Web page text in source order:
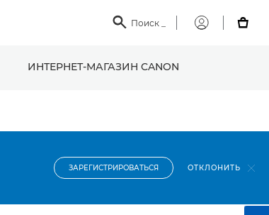
 Поиск
Мой

ИНТЕРНЕТ-МАГАЗИН CANON
ЗАРЕГИСТРИРОВАТЬСЯ ОТКЛОНИТЬ